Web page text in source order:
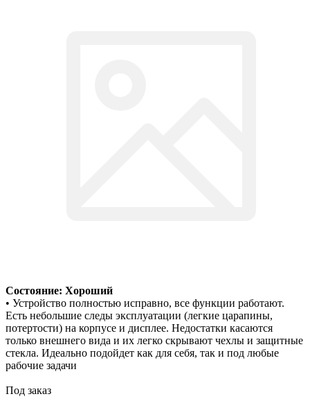
Состояние: Хороший
• Устройство полностью исправно, все функции работают.
Есть небольшие следы эксплуатации (легкие царапины,
потертости) на корпусе и дисплее. Недостатки касаются
только внешнего вида и их легко скрывают чехлы и защитные
стекла. Идеально подойдет как для себя, так и под любые
рабочие задачи
Под заказ